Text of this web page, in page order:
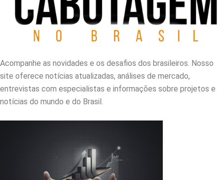
Acompanhe as novidades e os desafios dos brasileiros. Nosso
site oferece notícias atualizadas, análises de mercado,
entrevistas com especialistas e informações sobre projetos e
notícias do mundo e do Brasil.